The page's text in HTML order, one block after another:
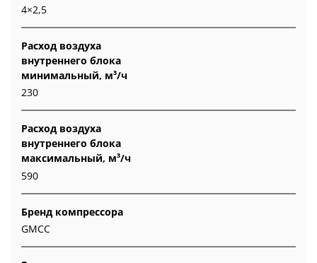
4×2,5
Расход воздуха
внутреннего блока
минимальный, м³/ч
230
Расход воздуха
внутреннего блока
максимальный, м³/ч
590
Бренд компрессора
GMCC